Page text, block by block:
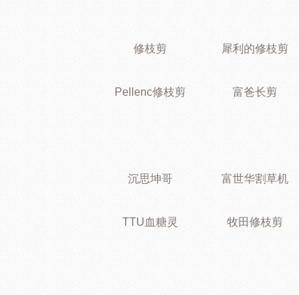
修枝剪 犀利的修枝剪
Pellenc修枝剪 富爸长剪
沉思坤哥 富世华割草机
TTU血糖灵 牧田修枝剪